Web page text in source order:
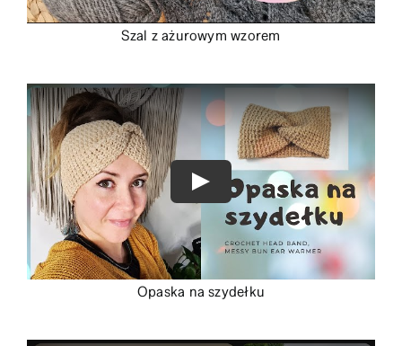
Szal z ażurowym wzorem
Opaska na szydełku